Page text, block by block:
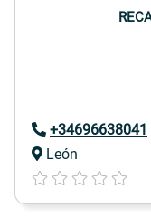
+34696638041
León